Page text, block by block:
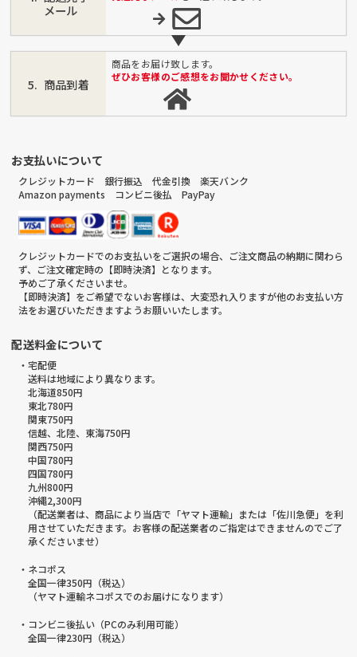
メール
商品到着
商品をお届け致します。
ぜひお客様のご感想をお聞かせください。
お支払いについて
クレジットカード 銀行振込 代金引換 楽天バンク
Amazon payments コンビニ後払 PayPay
クレジットカードでのお支払いをご選択の場合、ご注文商品の納期に関わら
ず、ご注文確定時の【即時決済】となります。
予めご了承くださいませ。
【即時決済】をご希望でないお客様は、大変恐れ入りますが他のお支払い方
法をお選びいただきますようお願いいたします。
配送料金について
・宅配便
送料は地域により異なります。
北海道850円
東北780円
関東750円
信越、北陸、東海750円
関西750円
中国780円
四国780円
九州800円
沖縄2,300円
（配送業者は、商品により当店で「ヤマト運輸」または「佐川急便」を利
用させていただきます。お客様の配送業者のご指定はできませんのでご了
承くださいませ）
・ネコポス
全国一律350円（税込）
（ヤマト運輸ネコポスでのお届けになります）
・コンビニ後払い（PCのみ利用可能）
全国一律230円（税込）